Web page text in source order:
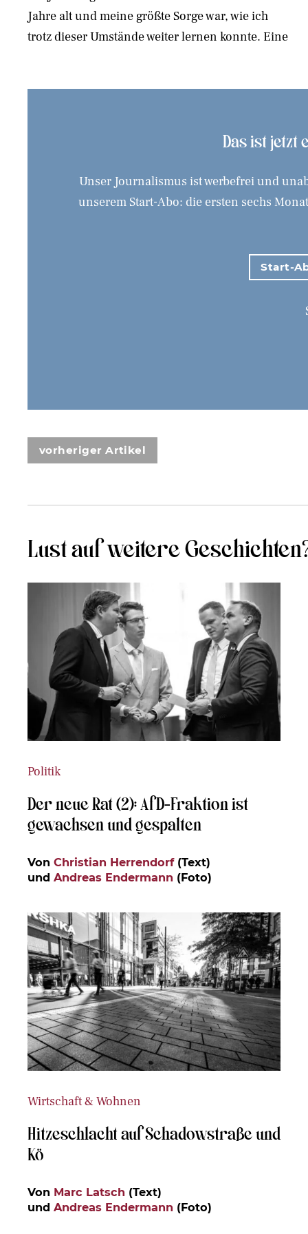
Jahre alt und meine größte Sorge war, wie ich
trotz dieser Umstände weiter lernen konnte. Eine
leider nicht. Außerdem war es damals wegen des
Terrorismus, extremer Gewalt und Unsicherheit
Das ist jetzt
Unser Journalismus ist werbefrei und
unserem Start-Abo: die ersten sechs
Start-
vorheriger Artikel
Lust auf weitere
Politik
Der neue Rat (2): AfD-Fraktion ist
gewachsen und gespalten
Von Christian Herrendorf(Text)
und Andreas Endermann (Foto)
Wirtschaft & Wohnen
Hitzeschlacht auf Schadowstraße und
Kö
Von Marc Latsch (Text)
und Andreas Endermann (Foto)